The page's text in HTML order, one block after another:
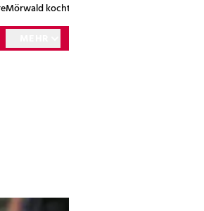
Mörwald kocht